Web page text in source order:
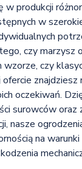
w produkcji
w
czy marzysz
czy
znajdziesz
oczekiwań.
surowców oraz
nasze
na